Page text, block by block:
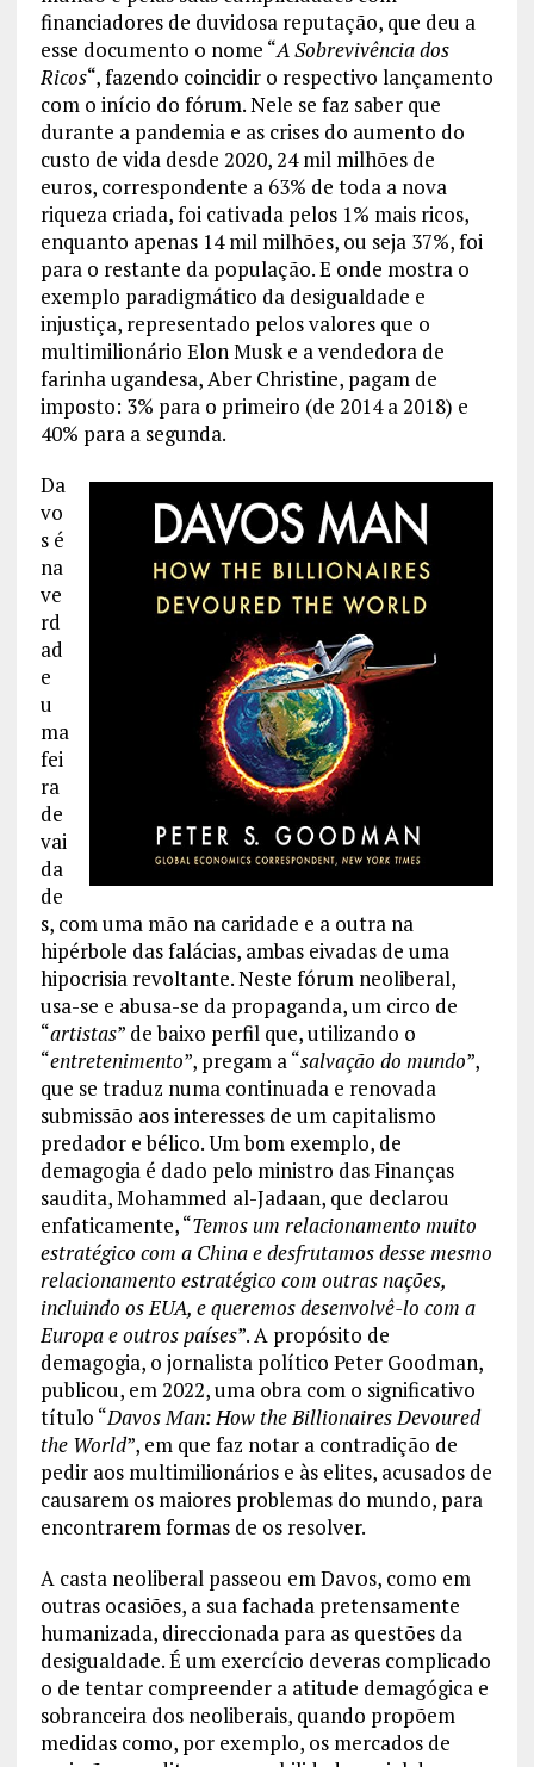
financiadores de duvidosa reputação, que deu a
esse documento o nome “A Sobrevivência dos
Ricos“, fazendo coincidir o respectivo lançamento
com o início do fórum. Nele se faz saber que
durante a pandemia e as crises do aumento do
custo de vida desde 2020, 24 mil milhões de
euros, correspondente a 63% de toda a nova
riqueza criada, foi cativada pelos 1% mais ricos,
enquanto apenas 14 mil milhões, ou seja 37%, foi
para o restante da população. E onde mostra o
exemplo paradigmático da desigualdade e
injustiça, representado pelos valores que o
multimilionário Elon Musk e a vendedora de
farinha ugandesa, Aber Christine, pagam de
imposto: 3% para o primeiro (de 2014 a 2018) e
40% para a segunda.
Da
vo
s é
na
ve
rd
ad
e
u
ma
fei
ra
de
vai
da
de
s, com uma mão na caridade e a outra na
hipérbole das falácias, ambas eivadas de uma
hipocrisia revoltante. Neste fórum neoliberal,
usa-se e abusa-se da propaganda, um circo de
“artistas” de baixo perfil que, utilizando o
“entretenimento”, pregam a “salvação do mundo”,
que se traduz numa continuada e renovada
submissão aos interesses de um capitalismo
predador e bélico. Um bom exemplo, de
demagogia é dado pelo ministro das Finanças
saudita, Mohammed al-Jadaan, que declarou
enfaticamente, “Temos um relacionamento muito
estratégico com a China e desfrutamos desse mesmo
relacionamento estratégico com outras nações,
incluindo os EUA, e queremos desenvolvê-lo com a
Europa e outros países”. A propósito de
demagogia, o jornalista político Peter Goodman,
publicou, em 2022, uma obra com o significativo
título “Davos Man: How the Billionaires Devoured
the World”, em que faz notar a contradição de
pedir aos multimilionários e às elites, acusados de
causarem os maiores problemas do mundo, para
encontrarem formas de os resolver.
A casta neoliberal passeou em Davos, como em
outras ocasiões, a sua fachada pretensamente
humanizada, direccionada para as questões da
desigualdade. É um exercício deveras complicado
o de tentar compreender a atitude demagógica e
sobranceira dos neoliberais, quando propõem
medidas como, por exemplo, os mercados de